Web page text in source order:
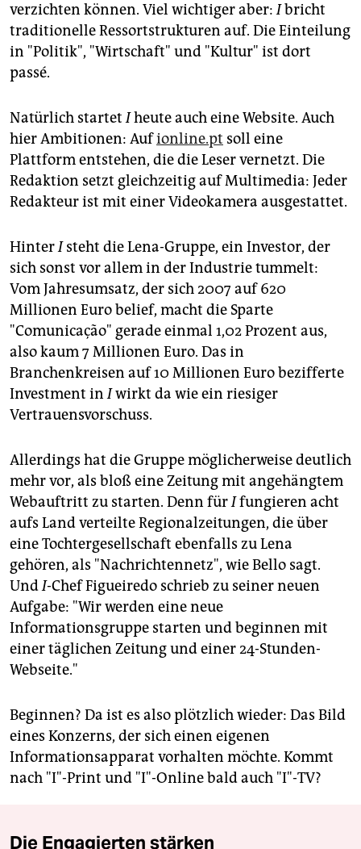
verzichten können. Viel wichtiger aber:Ibricht
traditionelle Ressortstrukturen auf. Die Einteilung
in "Politik", "Wirtschaft" und "Kultur" ist dort
passé.
Natürlich startetIheute auch eine Website. Auch
hier Ambitionen: Aufionline.pt soll eine
Plattform entstehen, die die Leser vernetzt. Die
Redaktion setzt gleichzeitig auf Multimedia: Jeder
Redakteur ist mit einer Videokamera ausgestattet.
HinterIsteht die Lena-Gruppe, ein Investor, der
sich sonst vor allem in der Industrie tummelt:
Vom Jahresumsatz, der sich 2007 auf 620
Millionen Euro belief, macht die Sparte
"Comunicação" gerade einmal 1,02 Prozent aus,
also kaum 7 Millionen Euro. Das in
Branchenkreisen auf 10 Millionen Euro bezifferte
Investment inIwirkt da wie ein riesiger
Vertrauensvorschuss.
Allerdings hat die Gruppe möglicherweise deutlich
mehr vor, als bloß eine Zeitung mit angehängtem
Webauftritt zu starten. Denn fürIfungieren acht
aufs Land verteilte Regionalzeitungen, die über
eine Tochtergesellschaft ebenfalls zu Lena
gehören, als "Nachrichtennetz", wie Bello sagt.
UndI-Chef Figueiredo schrieb zu seiner neuen
Aufgabe: "Wir werden eine neue
Informationsgruppe starten und beginnen mit
einer täglichen Zeitung und einer 24-Stunden-
Webseite."
Beginnen? Da ist es also plötzlich wieder: Das Bild
eines Konzerns, der sich einen eigenen
Informationsapparat vorhalten möchte. Kommt
nach "I"-Print und "I"-Online bald auch "I"-TV?
Die Engagierten stärken